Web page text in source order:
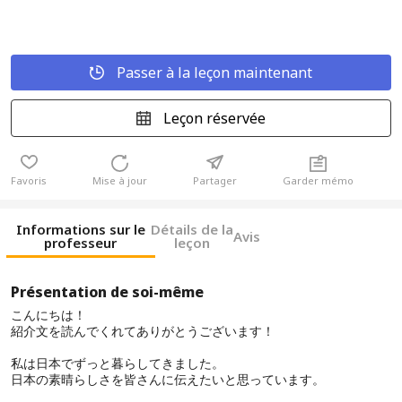
Passer à la leçon maintenant
Leçon réservée
Favoris Mise à jour Partager Garder mémo
Informations sur le
professeur
Détails de la
leçon Avis
Présentation de soi-même
こんにちは！
紹介文を読んでくれてありがとうございます！
私は日本でずっと暮らしてきました。
日本の素晴らしさを皆さんに伝えたいと思っています。